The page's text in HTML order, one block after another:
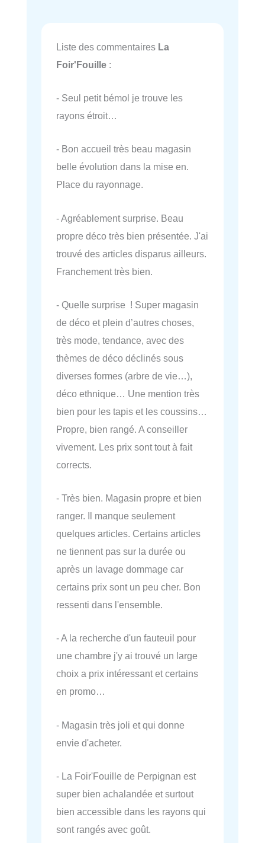
Liste des commentaires La
Foir'Fouille :
- Seul petit bémol je trouve les
rayons étroit…
- Bon accueil très beau magasin
belle évolution dans la mise en.
Place du rayonnage.
- Agréablement surprise. Beau
propre déco très bien présentée. J'ai
trouvé des articles disparus ailleurs.
Franchement très bien.
- Quelle surprise ! Super magasin
de déco et plein d’autres choses,
très mode, tendance, avec des
thèmes de déco déclinés sous
diverses formes (arbre de vie…),
déco ethnique… Une mention très
bien pour les tapis et les coussins…
Propre, bien rangé. A conseiller
vivement. Les prix sont tout à fait
corrects.
- Très bien. Magasin propre et bien
ranger. Il manque seulement
quelques articles. Certains articles
ne tiennent pas sur la durée ou
après un lavage dommage car
certains prix sont un peu cher. Bon
ressenti dans l'ensemble.
- A la recherche d'un fauteuil pour
une chambre j'y ai trouvé un large
choix a prix intéressant et certains
en promo…
- Magasin très joli et qui donne
envie d'acheter.
- La Foir'Fouille de Perpignan est
super bien achalandée et surtout
bien accessible dans les rayons qui
sont rangés avec goût.